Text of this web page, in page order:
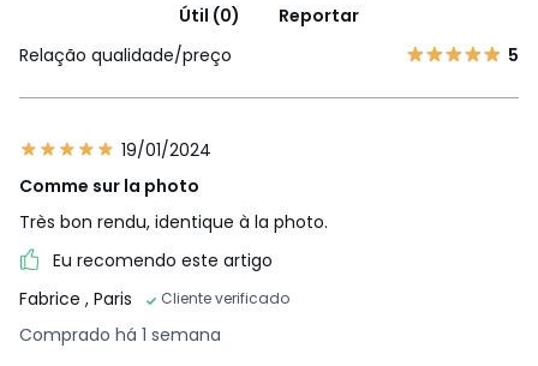
Útil (0)
Reportar
Relação qualidade/preço
5
19/01/2024
Comme sur la photo
Très bon rendu, identique à la photo.
Eu recomendo este artigo
Fabrice , Paris Cliente verificado
Comprado há 1 semana